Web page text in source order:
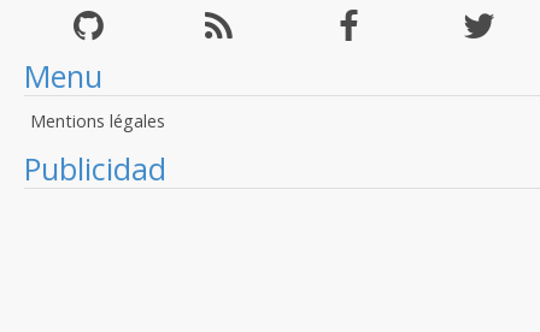
Menu
Mentions légales
Publicidad